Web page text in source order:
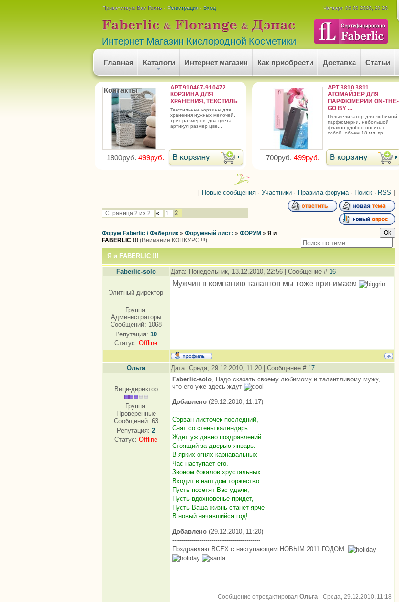
Четверг, 06.08.2026, 20:26
Приветствую Вас Гость · Регистрация · Вход
Интернет Магазин Кислородной Косметики
Главная Каталоги Интернет магазин Как приобрести Доставка Статьи
Контакты
АРТ.910467-910472
КОРЗИНА ДЛЯ
ХРАНЕНИЯ, ТЕКСТИЛЬ
текстильные корзины для
хранения нужных мелочей.
трех размеров. два цвета.
артикул размер цве...
1800руб. 499руб.
АРТ.3810 3811
АТОМАЙЗЕР ДЛЯ
ПАРФЮМЕРИИ ON-THE-
GO BY ...
пульвелизатор для любимой
парфюмерии. небольшой
флакон удобно носить с
собой. объем 18 мл. пр...
700руб. 499руб.
[ Новые сообщения · Участники · Правила форума· Поиск · RSS ]
Страница 2 из 2 « 1 2
Форум Faberlic / Фаберлик » Форумный лист: » ФОРУМ » Я и
FABERLIC !!! (Внимание КОНКУРС !!!)
Я и FABERLIC !!!
Faberlic-solo Дата: Понедельник, 13.12.2010, 22:56 | Сообщение # 16
Элитный директор
Группа:
Администраторы
Сообщений: 1068
Репутация: 10
Статус: Offline
Мужчин в компанию талантов мы тоже принимаем
Ольга Дата: Среда, 29.12.2010, 11:20 | Сообщение # 17
Вице-директор
Группа:
Проверенные
Сообщений: 63
Репутация: 2
Статус: Offline
Faberlic-solo, Надо сказать своему любимому и талантливому мужу,
что его уже здесь ждут
Добавлено (29.12.2010, 11:17)
---------------------------------------------
Сорван листочек последний,
Снят со стены календарь.
Ждет уж давно поздравлений
Стоящий за дверью январь.
В ярких огнях карнавальных
Час наступает его.
Звоном бокалов хрустальных
Входит в наш дом торжество.
Пусть посетят Вас удачи,
Пусть вдохновенье придет,
Пусть Ваша жизнь станет ярче
В новый начавшийся год!
Добавлено (29.12.2010, 11:20)
---------------------------------------------
Поздравляю ВСЕХ с наступающим НОВЫМ 2011 ГОДОМ.
Сообщение отредактировал Ольга- Среда, 29.12.2010, 11:18